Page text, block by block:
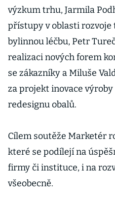
výzkum trhu, Jarmila
přístupy v oblasti
bylinnou léčbu, Petr
realizaci nových forem
se zákazníky a Miluše
za projekt inovace
redesignu obalů.
Cílem soutěže Marketér
které se podílejí na
firmy či instituce, i na
všeobecně.